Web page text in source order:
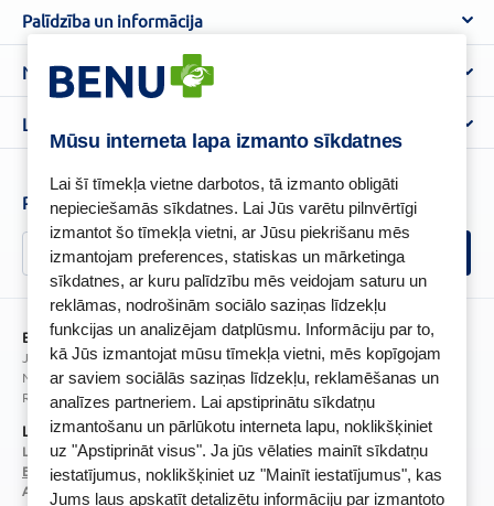
Mūsu interneta lapa izmanto sīkdatnes
Lai šī tīmekļa vietne darbotos, tā izmanto obligāti
nepieciešamās sīkdatnes. Lai Jūs varētu pilnvērtīgi
izmantot šo tīmekļa vietni, ar Jūsu piekrišanu mēs
izmantojam preferences, statiskas un mārketinga
sīkdatnes, ar kuru palīdzību mēs veidojam saturu un
reklāmas, nodrošinām sociālo saziņas līdzekļu
funkcijas un analizējam datplūsmu. Informāciju par to,
kā Jūs izmantojat mūsu tīmekļa vietni, mēs kopīgojam
ar saviem sociālās saziņas līdzekļu, reklamēšanas un
analīzes partneriem. Lai apstiprinātu sīkdatņu
izmantošanu un pārlūkotu interneta lapu, noklikšķiniet
uz "Apstiprināt visus". Ja jūs vēlaties mainīt sīkdatņu
iestatījumus, noklikšķiniet uz "Mainīt iestatījumus", kas
Jums ļaus apskatīt detalizētu informāciju par izmantoto
Par BENU
Benu Blogs
Aptiekas
Palīdzība un informācija
BENU Aptieka kontakti
Piegāde
Biežāk uzdotie jautājumi
Noteikumi
Lietošanas noteikumi
Atteikuma tiesību veidlapa
Privātuma politika
Sīkfailu politika
Videonovērošanas politika
Lojalitātes programma
Senioru priekšrocības
Īpašās priekšrocības
BENU lietotne
BENU lojalitātes programmas noteikumi
Piesakies un esi pirmais, kas uzzina BENU jaunumus!
BENU Aptieka Latvija, SIA
Juridiskā adrese / Faktiskā adrese:
Noliktavu iela 5, Dreiliņi, Stopiņu novads, LV-2130
Reģistrācijas Nr.: 40003252167
Licence
Licences numurs:A00010
E-aptiekas kontakti
Aptiekas vadītāja: